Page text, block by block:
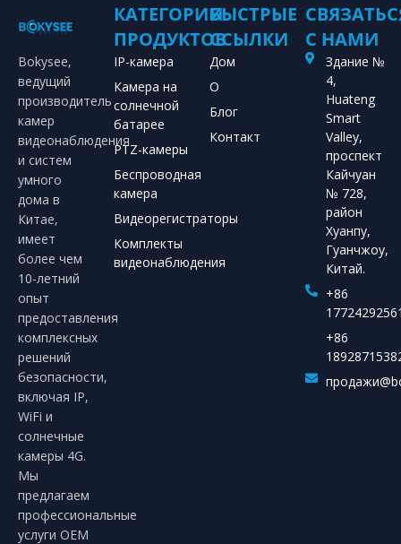
Bokysee,
ведущий
производитель
камер
видеонаблюдения
и систем
умного
дома в
Китае,
имеет
более чем
10-летний
опыт
предоставления
комплексных
решений
безопасности,
включая IP,
WiFi и
солнечные
камеры 4G.
Мы
предлагаем
профессиональные
услуги OEM
КАТЕГОРИИ
ПРОДУКТОВ
IP-камера
Камера на
солнечной
батарее
PTZ-камеры
Беспроводная
камера
Видеорегистраторы
Комплекты
видеонаблюдения
БЫСТРЫЕ
ССЫЛКИ
Дом
О
Блог
Контакт
С НАМИ
Здание №
4,
Huateng
Smart
Valley,
проспект
Кайчуан
№ 728,
район
Хуанпу,
Гуанчжоу,
Китай.
+86
+86